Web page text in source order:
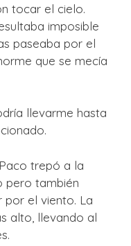
tocar el cielo.
imposible
paseaba por el
que se mecía
llevarme hasta
trepó a la
pero también
por el viento. La
alto, llevando al